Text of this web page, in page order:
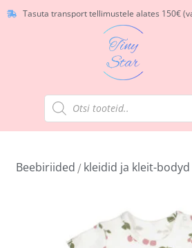
Tasuta transport tellimustele alates 150€
Beebiriided / kleidid ja kleit-bodyd